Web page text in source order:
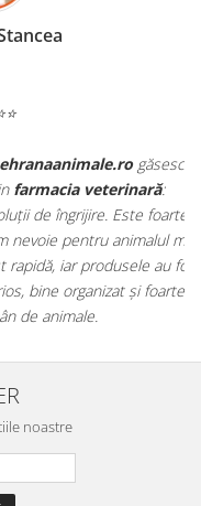
găsesc nu
veterinară:
îngrijire. Este foarte
pentru animalul meu
iar produsele au fost
organizat și foarte util
animale.
noastre